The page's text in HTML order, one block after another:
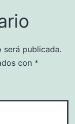
publicada.
con *